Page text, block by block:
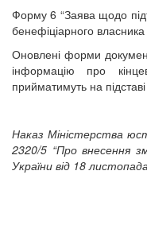
Форму 6 “Заява щодо
бенефіціарного
Оновлені форми
інформацію про
прийматимуть на
Наказ Міністерства
2320/5 “Про внесення
України від 18